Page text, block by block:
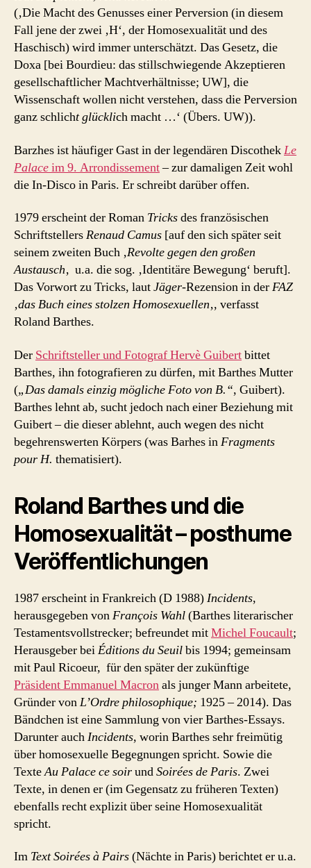
(‚Die Macht des Genusses einer Perversion (in diesem
Fall jene der zwei ‚H‘, der Homosexualität und des
Haschisch) wird immer unterschätzt. Das Gesetz, die
Doxa [bei Bourdieu: das stillschwiegende Akzeptieren
gesellschaftlicher Machtverhältnisse; UW], die
Wissenschaft wollen nicht verstehen, dass die Perversion
ganz schlicht glücklich macht …‘ (Übers. UW)).
Barzhes ist häufiger Gast in der legendären DiscothekLe
Palaceim 9. Arrondissement– zur damaligen Zeit wohl
die In-Disco in Paris. Er schreibt darüber offen.
1979 erscheint der Roman Tricksdes französischen
SchriftstellersRenaud Camus [auf den sich später seit
seinem zweiten Buch ‚Revolte gegen den großen
Austausch‚ u.a. die sog. ‚Identitäre Bewegung‘ beruft].
Das Vorwort zu Tricks, lautJäger-Rezension in derFAZ
‚das Buch eines stolzen Homosexuellen‚, verfasst
Roland Barthes.
Der Schriftsteller und Fotograf Hervè Guibertbittet
Barthes, ihn fotografieren zu dürfen, mit Barthes Mutter
(„Das damals einzig mögliche Foto von B.“, Guibert).
Barthes lehnt ab, sucht jedoch nach einer Beziehung mit
Guibert – die dieser ablehnt, auch wegen des nicht
begehrenswerten Körpers (was Barhes inFragments
pour H. thematisiert).
Roland Barthes und die
Homosexualität – posthume
Veröffentlichungen
1987 erscheint in Frankreich (D 1988)Incidents,
herausgegeben vonFrançois Wahl(Barthes literarischer
Testamentsvollstrecker; befreundet mitMichel Foucault;
Herausgeber beiÉditions du Seuilbis 1994; gemeinsam
mit Paul Ricoeur, für den später der zukünftige
Präsident Emmanuel Macronals junger Mann arbeitete,
Gründer vonL’Ordre philosophique; 1925 – 2014). Das
Bändchen ist eine Sammlung von vier Barthes-Essays.
Darunter auchIncidents, worin Barthes sehr freimütig
über homosexuelle Begegnungen spricht. Sowie die
TexteAu Palace ce soirundSoirées de Paris. Zwei
Texte, in denen er (im Gegensatz zu früheren Texten)
ebenfalls recht explizit über seine Homosexualität
spricht.
Im Text Soirées à Pairs(Nächte in Paris) berichtet er u.a.